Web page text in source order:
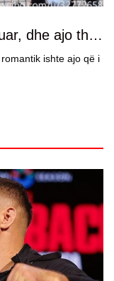
dhe ajo tha
ishte ajo që i